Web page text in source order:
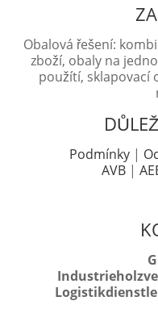
Obalová řešení:
zboží, obaly na
použítí, sklapovací
Podmínky|
AVB |